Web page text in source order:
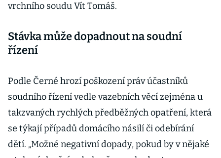
vrchního soudu Vít Tomáš.
Stávka může dopadnout na soudní
řízení
Podle Černé hrozí poškození práv účastníků
soudního řízení vedle vazebních věcí zejména u
takzvaných rychlých předběžných opatření, která
se týkají případů domácího násilí či odebírání
dětí. „Možné negativní dopady, pokud by v nějaké